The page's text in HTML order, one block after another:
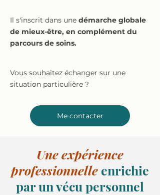
Il s'inscrit dans une démarche globale
de mieux-être, en complément du
parcours de soins.
Vous souhaitez échanger sur une
situation particulière ?
Me contacter
Une expérience
professionnelle enrichie
par un vécu personnel